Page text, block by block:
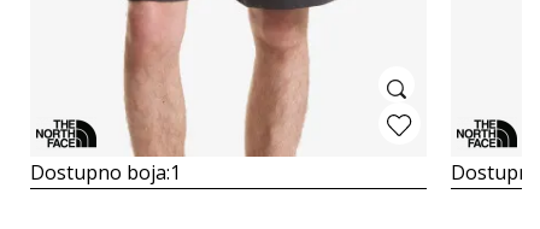
Dostupno boja:1